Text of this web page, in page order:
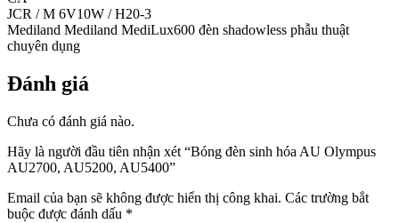
JCR / M 6V10W / H20-3
Mediland Mediland MediLux600 đèn shadowless phẫu thuật
chuyên dụng
Đánh giá
Chưa có đánh giá nào.
Hãy là người đầu tiên nhận xét “Bóng đèn sinh hóa AU Olympus
AU2700, AU5200, AU5400”
Email của bạn sẽ không được hiển thị công khai. Các trường bắt
buộc được đánh dấu *